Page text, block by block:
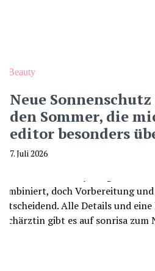
Beauty
Neue
den Sommer, die
editor besonders
7. Juli 2026